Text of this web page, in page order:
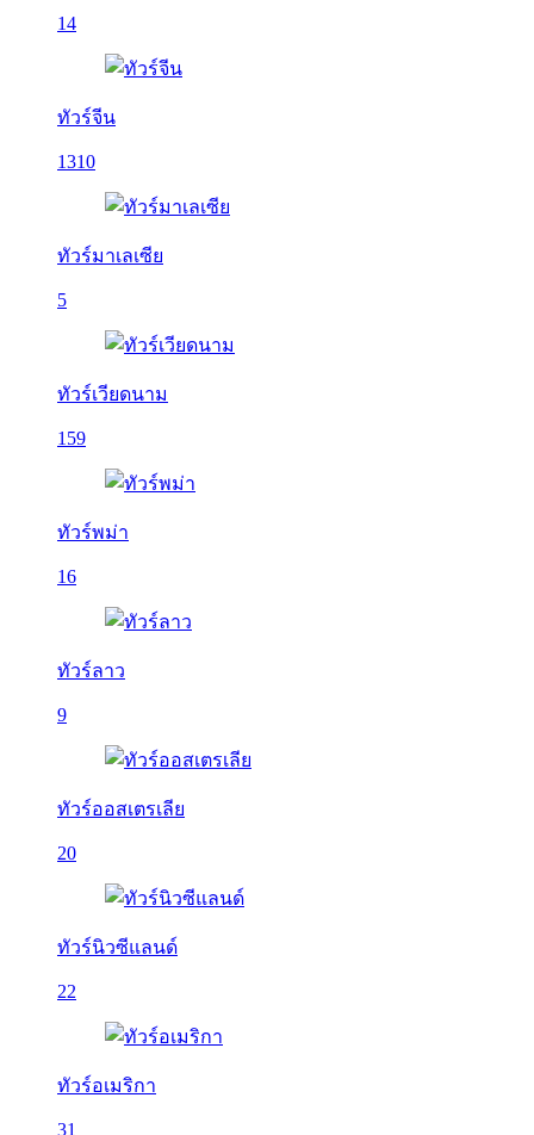
14
ทัวร์จีน
1310
ทัวร์มาเลเซีย
5
ทัวร์เวียดนาม
159
ทัวร์พม่า
16
ทัวร์ลาว
9
ทัวร์ออสเตรเลีย
20
ทัวร์นิวซีแลนด์
22
ทัวร์อเมริกา
31